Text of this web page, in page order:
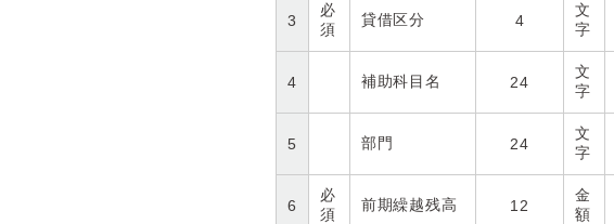
3
必
須
貸借区分 4
文
字
4 補助科目名 24
文
字
5 部門 24
文
字
6
必
須
前期繰越残高 12
金
額